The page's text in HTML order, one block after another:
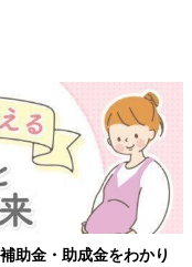
助金・助成金をわかり